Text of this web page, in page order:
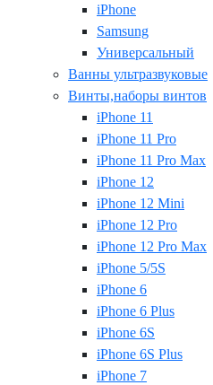
iPhone
Samsung
Универсальный
Ванны ультразвуковые
Винты,наборы винтов
iPhone 11
iPhone 11 Pro
iPhone 11 Pro Max
iPhone 12
iPhone 12 Mini
iPhone 12 Pro
iPhone 12 Pro Max
iPhone 5/5S
iPhone 6
iPhone 6 Plus
iPhone 6S
iPhone 6S Plus
iPhone 7